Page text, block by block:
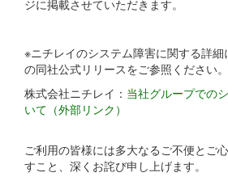
ジに掲載させていただきます。
※ニチレイのシステム障害に関する詳
の同社公式リリースをご参照ください。
株式会社ニチレイ： 当社グループでの
いて（外部リンク）
ご利用の皆様には多大なるご不便とご
すこと、深くお詫び申し上げます。